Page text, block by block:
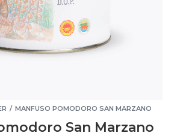
/ MANFUSO POMODORO SAN MARZANO
San Marzano